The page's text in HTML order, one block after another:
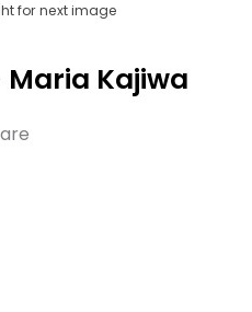
for next image
Kajiwa